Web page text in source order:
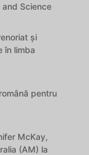
Science
și
în limba
pentru
McKay,
(AM) la